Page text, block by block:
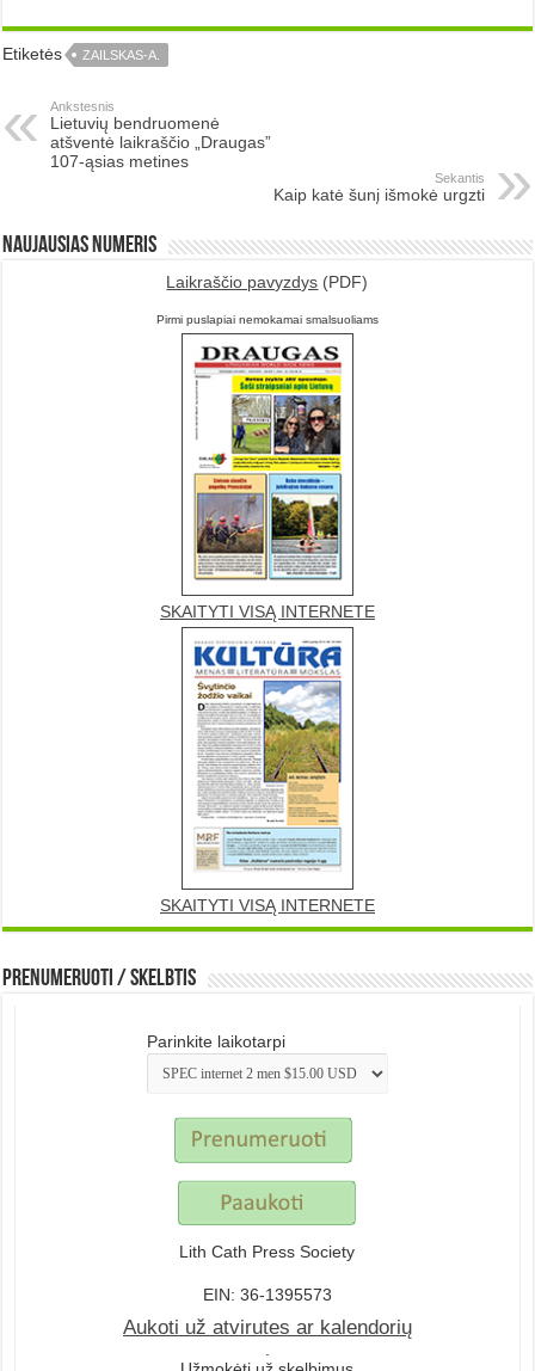
Etiketės ZAILSKAS-A.
Ankstesnis
Lietuvių bendruomenė
atšventė laikraščio „Draugas”
107-ąsias metines
Sekantis
Kaip katė šunį išmokė urgzti
Naujausias numeris
Laikraščio pavyzdys (PDF)
Pirmi puslapiai nemokamai smalsuoliams
SKAITYTI VISĄ INTERNETE
SKAITYTI VISĄ INTERNETE
Prenumeruoti / Skelbtis
Parinkite laikotarpi
Lith Cath Press Society
EIN: 36-1395573
Aukoti už atvirutes ar kalendorių
.